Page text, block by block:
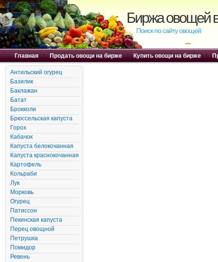
Биржа овощей
Поиск по сайту овощей
---
Главная | Продать овощи на бирже | Купить овощи на бирже |
Антильский огурец
Базилик
Баклажан
Батат
Брокколи
Брюссельская капуста
Горох
Кабачок
Капуста белокочанная
Капуста краснокочанная
Картофель
Кольраби
Лук
Морковь
Огурец
Патиссон
Пекинская капуста
Перец овощной
Петрушка
Помидор
Ревень